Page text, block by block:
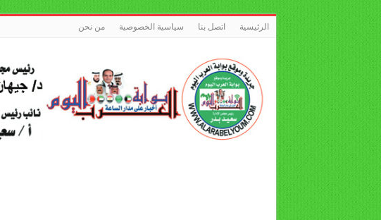
الرئيسية اتصل بنا سياسية الخصوصية من نحن